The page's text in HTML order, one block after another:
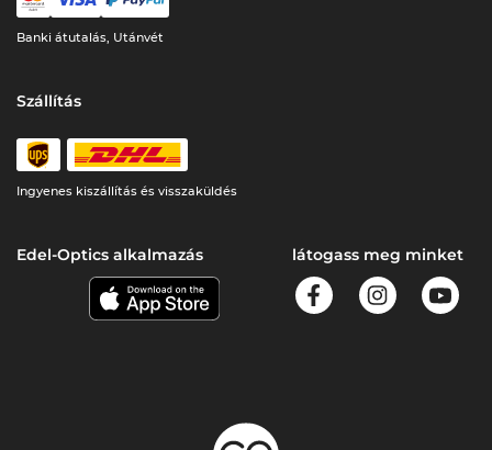
Banki átutalás, Utánvét
Szállítás
Ingyenes kiszállítás és visszaküldés
Edel-Optics alkalmazás látogass meg minket